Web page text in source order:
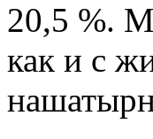
20,5 %.
как и с